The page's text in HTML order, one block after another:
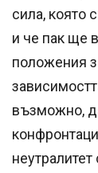
сила, която
и че пак ще
положения
възможно,